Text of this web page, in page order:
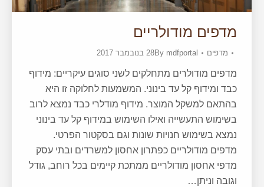
מדפים מודולריים
מדפים By mdfportal 28 בנובמבר 2017
מדפים מודולרים מתחלקים לשני סוגים עיקריים: מידוף
כבד ומידוף קל עד בינוני. המשמעות לחלוקה זו היא
בהתאם למשקל המוצר. מידוף מודלרי כבד נמצא לרוב
בשימוש התעשייה ואילו השימוש במידוף קל עד בינוני
נמצא בשימוש חנויות שונות וגם בסקטור הפרטי.
מדפים מודולריים כפתרון אחסון למשרדים ובתי עסק
מדפי אחסון מודולריים ממתכת קיימים בכל רוחב, גודל
וגובה וניתן…